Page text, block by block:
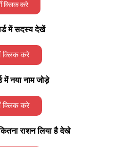
क्लिक करे
में सदस्य देखें
क्लिक करे
में नया नाम जोड़े
क्लिक करे
राशन लिया है देखे